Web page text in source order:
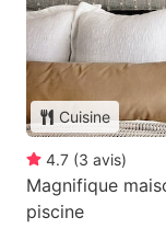
Cuisine
4.7 (3 avis)
Magnifique
piscine